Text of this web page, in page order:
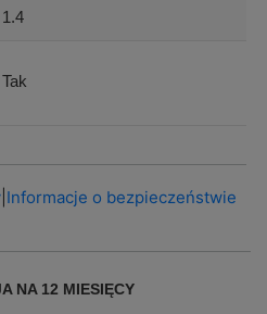
1.4
Tak
| Informacje o bezpieczeństwie
NA 12 MIESIĘCY